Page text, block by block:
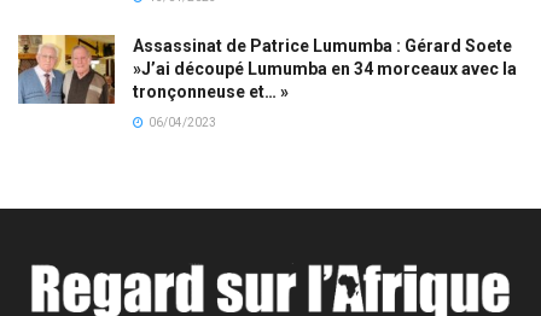
Assassinat de Patrice Lumumba : Gérard Soete
»J’ai découpé Lumumba en 34 morceaux avec la
tronçonneuse et… »
06/04/2023